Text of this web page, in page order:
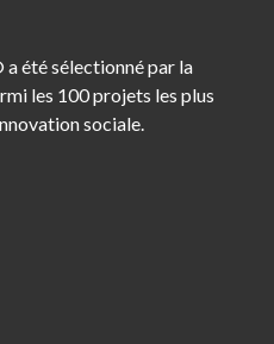
été sélectionné par la
les 100 projets les plus
sociale.